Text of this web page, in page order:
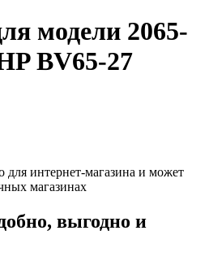
модели 2065-
BV65-27
для интернет-магазина и может
магазинах
выгодно и